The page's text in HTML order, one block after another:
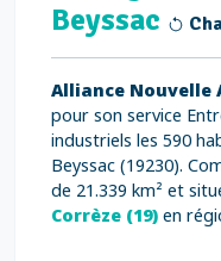
Beyssac
Alliance Nouvelle
pour son service
industriels les 590
Beyssac (19230).
de 21.339 km² et
Corrèze (19) en